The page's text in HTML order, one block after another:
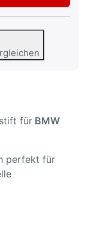
für BMW
perfekt für